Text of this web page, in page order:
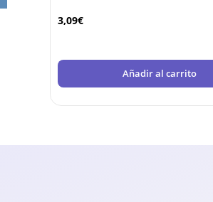
3,09€
Añadir al carrito